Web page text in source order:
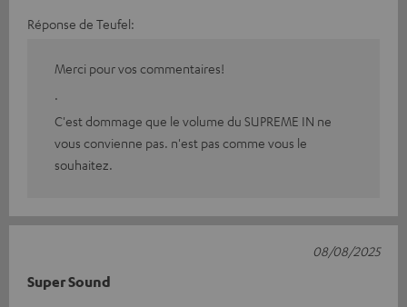
Réponse de Teufel:
Merci pour vos commentaires!
.
C'est dommage que le volume du SUPREME IN ne
vous convienne pas. n'est pas comme vous le
souhaitez.
Super Sound
08/08/2025